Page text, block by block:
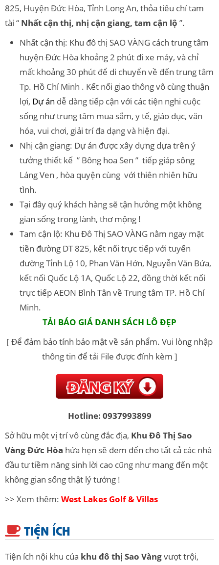
825, Huyện Đức Hòa, Tỉnh Long An, thỏa tiêu chí tam
tài “ Nhất cận thị, nhị cận giang, tam cận lộ ”.
Nhất cận thị: Khu đô thị SAO VÀNG cách trung tâm
huyện Đức Hòa khoảng 2 phút đi xe máy, và chỉ
mất khoảng 30 phút để di chuyển về đến trung tâm
Tp. Hồ Chí Minh . Kết nối giao thông vô cùng thuận
lợi, Dự án dễ dàng tiếp cận với các tiện nghi cuộc
sống như trung tâm mua sắm, y tế, giáo dục, văn
hóa, vui chơi, giải trí đa dạng và hiện đại.
Nhị cận giang: Dự án được xây dựng dựa trên ý
tưởng thiết kế ” Bông hoa Sen ” tiếp giáp sông
Láng Ven , hòa quyện cùng với thiên nhiên hữu
tình.
Tại đây quý khách hàng sẽ tận hưởng một không
gian sống trong lành, thơ mộng !
Tam cận lộ: Khu Đô Thị SAO VÀNG nằm ngay mặt
tiền đường DT 825, kết nối trực tiếp với tuyến
đường Tỉnh Lộ 10, Phan Văn Hớn, Nguyễn Văn Bứa,
kết nối Quốc Lộ 1A, Quốc Lộ 22, đồng thời kết nối
trực tiếp AEON Bình Tân về Trung tâm TP. Hồ Chí
Minh.
TẢI BÁO GIÁ DANH SÁCH LÔ ĐẸP
[ Để đảm bảo tính bảo mật về sản phẩm. Vui lòng nhập
thông tin để tải File được đính kèm ]
Hotline: 0937993899
Sở hữu một vị trí vô cùng đắc địa, Khu Đô Thị Sao
Vàng Đức Hòa hứa hẹn sẽ đem đến cho tất cả các nhà
đầu tư tiềm năng sinh lời cao cũng như mang đến một
không gian sống thật lý tưởng !
>> Xem thêm: West Lakes Golf & Villas
TIỆN ÍCH
Tiện ích nội khu của khu đô thị Sao Vàngvượt trội,